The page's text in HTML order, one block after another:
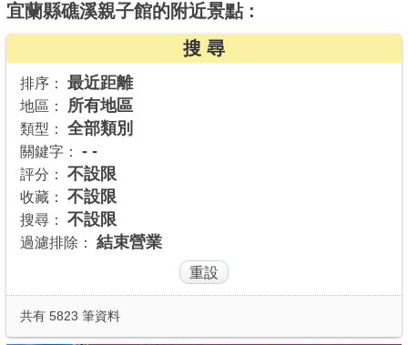
最新留言
商家合作
推薦景點
討論區
APP下載
宜蘭縣礁溪親子館的附近景點 :
搜 尋
排序： 最近距離
地區： 所有地區
類型： 全部類別
關鍵字： - -
評分： 不設限
收藏： 不設限
搜尋： 不設限
過濾排除： 結束營業
共有 5823 筆資料